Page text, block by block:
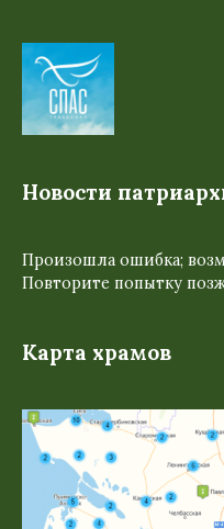
Новости
Произошла ошибка;
Повторите попытку
Карта храмов